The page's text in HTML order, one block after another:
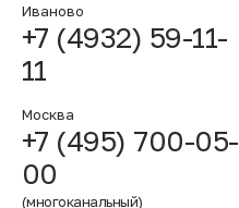
Иваново
+7 (4932) 59-11-
11
Москва
+7 (495) 700-05-
00
(многоканальный)